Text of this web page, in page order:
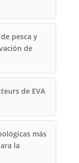
pesca y
de
de EVA
más
la